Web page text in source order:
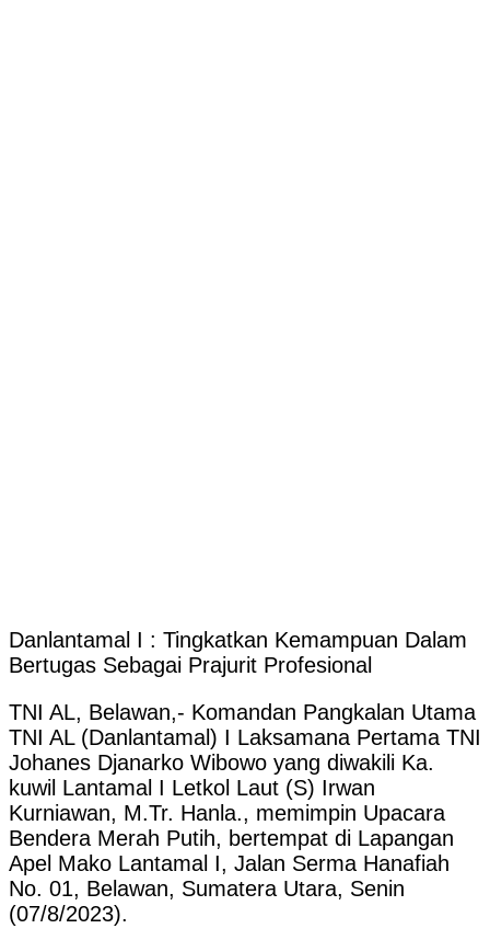
Danlantamal I : Tingkatkan Kemampuan Dalam
Bertugas Sebagai Prajurit Profesional
TNI AL, Belawan,- Komandan Pangkalan Utama
TNI AL (Danlantamal) I Laksamana Pertama TNI
Johanes Djanarko Wibowo yang diwakili Ka.
kuwil Lantamal I Letkol Laut (S) Irwan
Kurniawan, M.Tr. Hanla., memimpin Upacara
Bendera Merah Putih, bertempat di Lapangan
Apel Mako Lantamal I, Jalan Serma Hanafiah
No. 01, Belawan, Sumatera Utara, Senin
(07/8/2023).